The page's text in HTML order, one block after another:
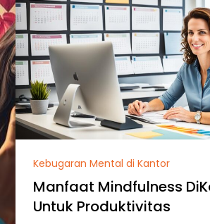
Kebugaran Mental di Kantor
Manfaat Mindfulness
Untuk Produktivitas